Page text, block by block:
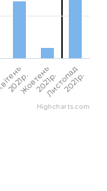
2021p.Жовтень
2021p.
Листопад
2021p.
Highcharts.com